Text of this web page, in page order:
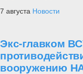
7 августа Новости
Экс-главком
вооружению